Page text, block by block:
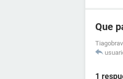
Que
1